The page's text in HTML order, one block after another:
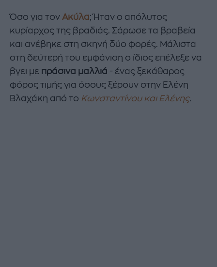
Όσο για τον Ακύλα; Ήταν ο απόλυτος
κυρίαρχος της βραδιάς. Σάρωσε τα βραβεία
και ανέβηκε στη σκηνή δύο φορές. Μάλιστα
στη δεύτερή του εμφάνιση ο ίδιος επέλεξε να
βγει με πράσινα μαλλιά - ένας ξεκάθαρος
φόρος τιμής για όσους ξέρουν στην Ελένη
Βλαχάκη από το Κωνσταντίνου και Ελένης.